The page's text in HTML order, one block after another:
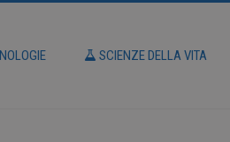
SCIENZE DELLA VITA